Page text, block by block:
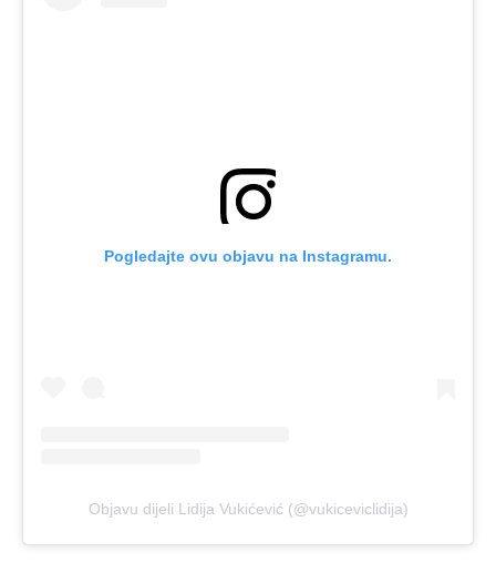
Pogledajte ovu objavu na Instagramu.
Objavu dijeli Lidija Vukićević (@vukiceviclidija)